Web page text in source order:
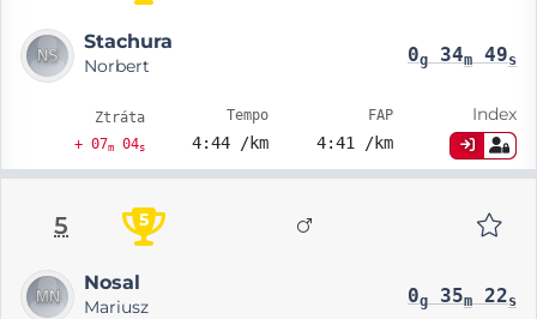
Stachura
Norbert 0g34m49s
Ztráta
+ 07m04s
Tempo
4:44 /km
FAP
4:41 /km
Index
5 5
Nosal
Mariusz 0g35m22s